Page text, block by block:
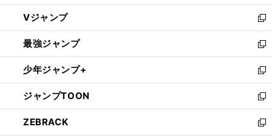
ウ
ィ
ン
ド
ウ
で
開
く
し
い
ウ
ィ
ン
ド
ウ
で
開
く
Vジャンプ
新
し
い
ウ
ィ
ン
ド
ウ
で
開
最強ジャンプ
新
し
い
ウ
ィ
ン
ド
ウ
少年ジャンプ+
新
し
い
ウ
ィ
ジャンプTOON
新
し
い
ZEBRACK
新